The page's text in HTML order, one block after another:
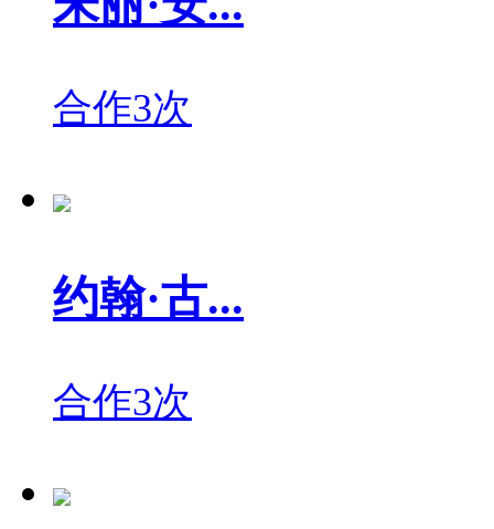
合作3次
约翰·古...
合作3次